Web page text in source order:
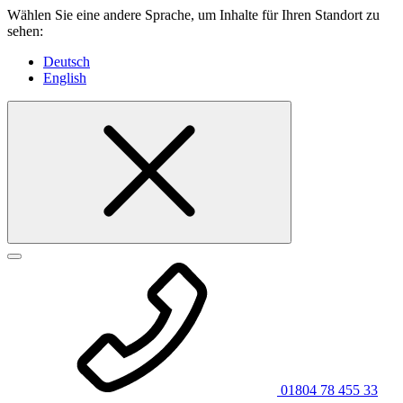
Wählen Sie eine andere Sprache, um Inhalte für Ihren Standort zu
sehen:
Deutsch
English
01804 78 455 33